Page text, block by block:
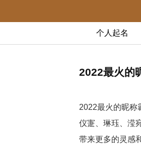
个人起名
2022最火的
2022最火的昵称
仪寁、琳珏、滢
带来更多的灵感